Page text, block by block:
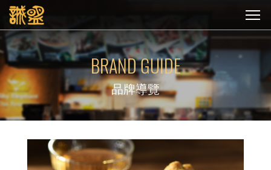
BRAND GUIDE
品牌導覽